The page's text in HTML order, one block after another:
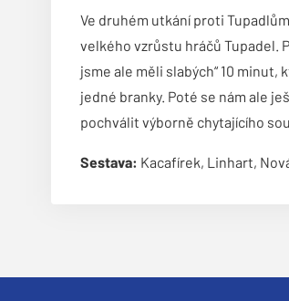
Ve druhém utkání proti
velkého vzrůstu hráčů Tupadel.
jsme ale měli slabých“ 10
jedné branky. Poté se nám ale
pochválit výborně chytajícího
Sestava: Kacafírek, Linhart,